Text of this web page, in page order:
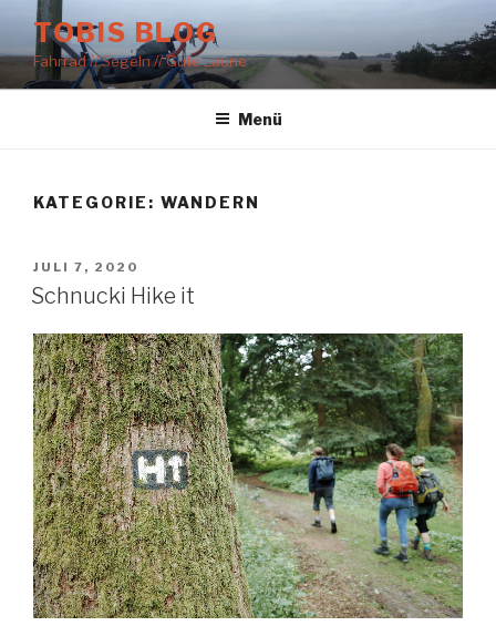
Inhalt
springen
TOBIS BLOG
Fahrrad // Segeln // Gute Laune
Menü
KATEGORIE: WANDERN
VERÖFFENTLICHT
AM
JULI 7, 2020
Schnucki Hike it